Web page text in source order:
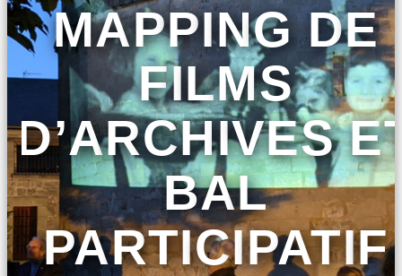
MAPPING DE
FILMS
D’ARCHIVES
BAL
PARTICIPATIF